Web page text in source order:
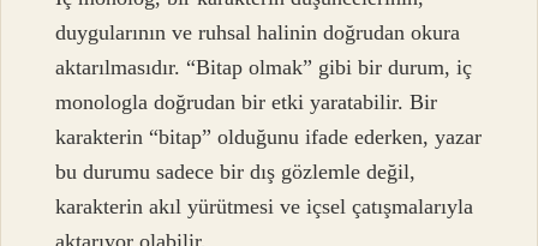
duygularının ve ruhsal halinin doğrudan okura
aktarılmasıdır. “Bitap olmak” gibi bir durum, iç
monologla doğrudan bir etki yaratabilir. Bir
karakterin “bitap” olduğunu ifade ederken, yazar
bu durumu sadece bir dış gözlemle değil,
karakterin akıl yürütmesi ve içsel çatışmalarıyla